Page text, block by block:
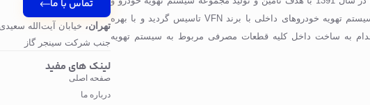
قطعات مورد استفاده در سیستم تهویه خودروهای داخلی با برند VFN تاسیس گردید و با بهره
به ساخت داخل کلیه قطعات مصرفی مربوط به سیستم تهویه
تماس با ما
تهران، خیابان آیت‌الله
جنب شرکت سینجر گاز
لینک های مفید
صفحه اصلی
درباره ما